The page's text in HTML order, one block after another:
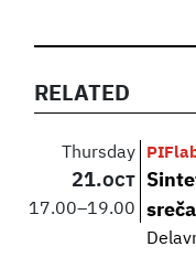
RELATED
Thursday
21.OCT
17.00–19.00